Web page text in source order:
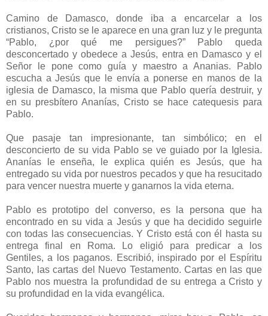
Camino de Damasco, donde iba a encarcelar a los
cristianos, Cristo se le aparece en una gran luz y le pregunta
“Pablo, ¿por qué me persigues?” Pablo queda
desconcertado y obedece a Jesús, entra en Damasco y el
Señor le pone como guía y maestro a Ananias. Pablo
escucha a Jesús que le envía a ponerse en manos de la
iglesia de Damasco, la misma que Pablo quería destruir, y
en su presbítero Ananías, Cristo se hace catequesis para
Pablo.
Que pasaje tan impresionante, tan simbólico; en el
desconcierto de su vida Pablo se ve guiado por la Iglesia.
Ananías le enseña, le explica quién es Jesús, que ha
entregado su vida por nuestros pecados y que ha resucitado
para vencer nuestra muerte y ganarnos la vida eterna.
Pablo es prototipo del converso, es la persona que ha
encontrado en su vida a Jesús y que ha decidido seguirle
con todas las consecuencias. Y Cristo está con él hasta su
entrega final en Roma. Lo eligió para predicar a los
Gentiles, a los paganos. Escribió, inspirado por el Espíritu
Santo, las cartas del Nuevo Testamento. Cartas en las que
Pablo nos muestra la profundidad de su entrega a Cristo y
su profundidad en la vida evangélica.